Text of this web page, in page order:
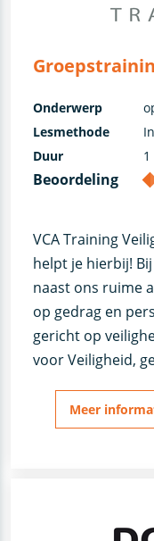
VCA Training
helpt je hierbij!
naast ons ruime
op gedrag en
gericht op
voor Veiligheid,
Onderwerp
Lesmethode
Duur
1
Beoordeling
Meer